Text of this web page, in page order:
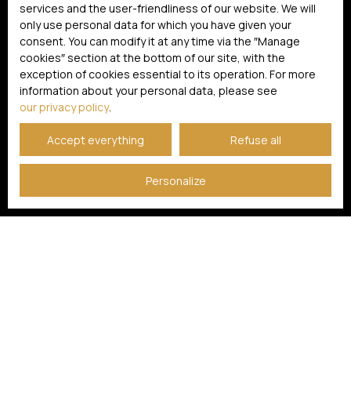
services and the user-friendliness of our website. We will
only use personal data for which you have given your
consent. You can modify it at any time via the ″Manage
cookies″ section at the bottom of our site, with the
exception of cookies essential to its operation. For more
information about your personal data, please see
our privacy policy.
Accept everything Refuse all
Personalize